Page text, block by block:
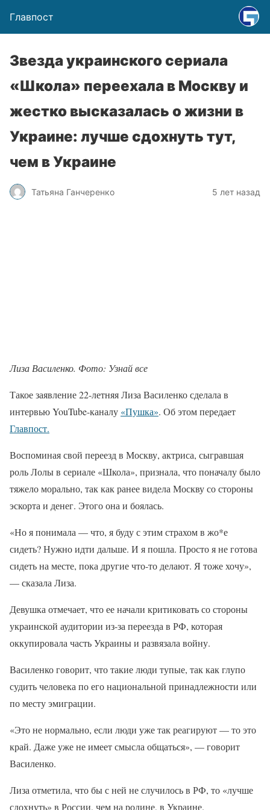
Главпост
Звезда украинского сериала
«Школа» переехала в Москву и
жестко высказалась о жизни в
Украине: лучше сдохнуть тут,
чем в Украине
Татьяна Ганчеренко 5 лет назад
Лиза Василенко. Фото: Узнай все
Такое заявление 22-летняя Лиза Василенко сделала в
интервью YouTube-каналу «Пушка». Об этом передает
Главпост.
Воспоминая свой переезд в Москву, актриса, сыгравшая
роль Лолы в сериале «Школа», признала, что поначалу было
тяжело морально, так как ранее видела Москву со стороны
эскорта и денег. Этого она и боялась.
«Но я понимала — что, я буду с этим страхом в жо*е
сидеть? Нужно идти дальше. И я пошла. Просто я не готова
сидеть на месте, пока другие что-то делают. Я тоже хочу»,
— сказала Лиза.
Девушка отмечает, что ее начали критиковать со стороны
украинской аудитории из-за переезда в РФ, которая
оккупировала часть Украины и развязала войну.
Василенко говорит, что такие люди тупые, так как глупо
судить человека по его национальной принадлежности или
по месту эмиграции.
«Это не нормально, если люди уже так реагируют — то это
край. Даже уже не имеет смысла общаться», — говорит
Василенко.
Лиза отметила, что бы с ней не случилось в РФ, то «лучше
сдохнуть» в России, чем на родине, в Украине.